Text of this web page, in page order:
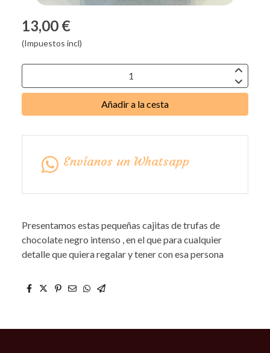
13,00 €
(Impuestos incl)
Añadir a la cesta
Envíanos un Whatsapp
Presentamos estas pequeñas cajitas de trufas de
chocolate negro intenso , en el que para cualquier
detalle que quiera regalar y tener con esa persona